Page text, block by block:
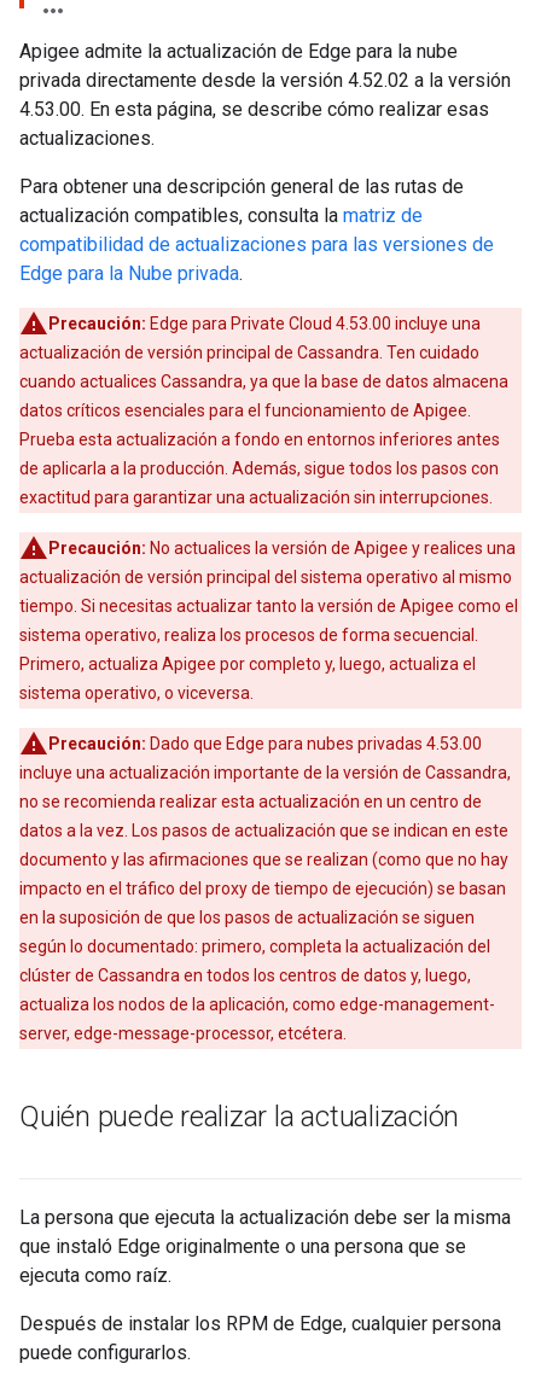
Apigee admite la actualización de Edge para la nube
privada directamente desde la versión 4.52.02 a la versión
4.53.00. En esta página, se describe cómo realizar esas
actualizaciones.
Para obtener una descripción general de las rutas de
actualización compatibles, consulta la matriz de
compatibilidad de actualizaciones para las versiones de
Edge para la Nube privada.
Precaución: Edge para Private Cloud 4.53.00 incluye una
actualización de versión principal de Cassandra. Ten cuidado
cuando actualices Cassandra, ya que la base de datos almacena
datos críticos esenciales para el funcionamiento de Apigee.
Prueba esta actualización a fondo en entornos inferiores antes
de aplicarla a la producción. Además, sigue todos los pasos con
exactitud para garantizar una actualización sin interrupciones.
Precaución: No actualices la versión de Apigee y realices una
actualización de versión principal del sistema operativo al mismo
tiempo. Si necesitas actualizar tanto la versión de Apigee como el
sistema operativo, realiza los procesos de forma secuencial.
Primero, actualiza Apigee por completo y, luego, actualiza el
sistema operativo, o viceversa.
Precaución: Dado que Edge para nubes privadas 4.53.00
incluye una actualización importante de la versión de Cassandra,
no se recomienda realizar esta actualización en un centro de
datos a la vez. Los pasos de actualización que se indican en este
documento y las afirmaciones que se realizan (como que no hay
impacto en el tráfico del proxy de tiempo de ejecución) se basan
en la suposición de que los pasos de actualización se siguen
según lo documentado: primero, completa la actualización del
clúster de Cassandra en todos los centros de datos y, luego,
actualiza los nodos de la aplicación, como edge-management-
server, edge-message-processor, etcétera.
Quién puede realizar la actualización
La persona que ejecuta la actualización debe ser la misma
que instaló Edge originalmente o una persona que se
ejecuta como raíz.
Después de instalar los RPM de Edge, cualquier persona
puede configurarlos.